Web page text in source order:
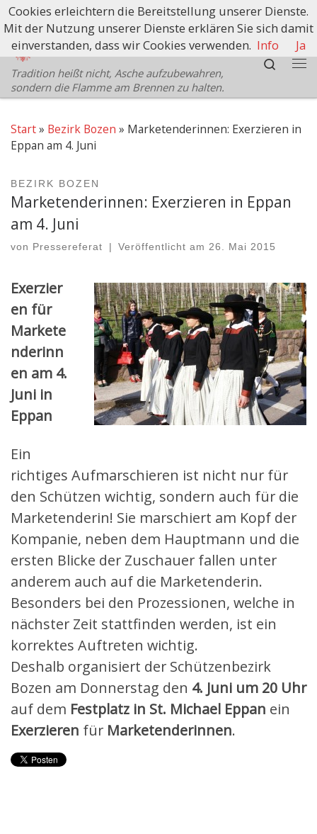
Zum Inhalt springen
Schützenbezirk Bozen
Tradition heißt nicht, Asche aufzubewahren,
sondern die Flamme am Brennen zu halten.
Search
Start» Bezirk Bozen » Marketenderinnen: Exerzieren in
Eppan am 4. Juni
BEZIRK BOZEN
Marketenderinnen: Exerzieren in Eppan
am 4. Juni
von Pressereferat | Veröffentlicht am 26. Mai 2015
Exerzier
en für
Markete
nderinn
en am 4.
Juni in
Eppan
Ein
richtiges Aufmarschieren ist nicht nur für
den Schützen wichtig, sondern auch für die
Marketenderin! Sie marschiert am Kopf der
Kompanie, neben dem Hauptmann und die
ersten Blicke der Zuschauer fallen unter
anderem auch auf die Marketenderin.
Besonders bei den Prozessionen, welche in
nächster Zeit stattfinden werden, ist ein
korrektes Auftreten wichtig.
Deshalb organisiert der Schützenbezirk
Bozen am Donnerstag den 4. Juni um 20 Uhr
auf dem Festplatz in St. Michael Eppan ein
Exerzieren für Marketenderinnen.
Cookies erleichtern die Bereitstellung unserer Dienste.
Mit der Nutzung unserer Dienste erklären Sie sich damit
einverstanden, dass wir Cookies verwenden. Info Ja